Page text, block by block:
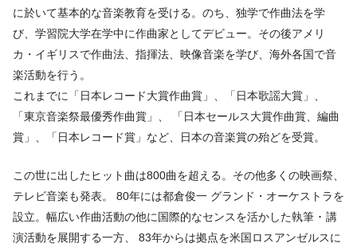
に於いて基本的な音楽教育を受ける。のち、独学で作曲法を学
び、学習院大学在学中に作曲家としてデビュー。その後アメリ
カ・イギリスで作曲法、指揮法、映像音楽を学び、海外各国で音
楽活動を行う。
これまでに「日本レコード大賞作曲賞」、「日本歌謡大賞」、
「東京音楽祭最優秀作曲賞」、 「日本セールス大賞作曲賞、編曲
賞」、「日本レコード賞」など、日本の音楽賞の殆どを受賞。
この世に出したヒット曲は800曲を超える。その他多くの映画祭、
テレビ音楽も発表。 80年には都倉俊一 グランド・オーケストラを
設立。幅広い作曲活動の他に国際的なセンスを活かした執筆 ･ 講
演活動を展開する一方、 83年からは拠点を米国ロスアンゼルスに